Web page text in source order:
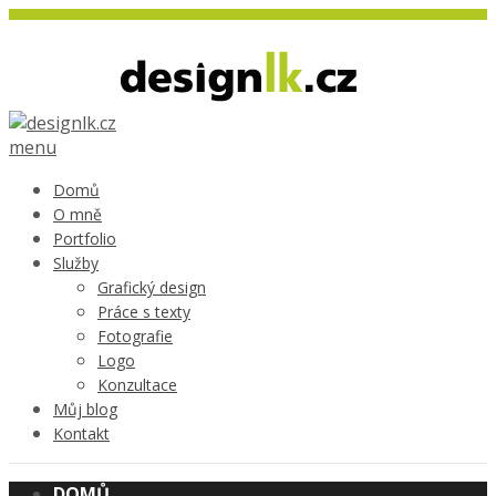
menu
Domů
O mně
Portfolio
Služby
Grafický design
Práce s texty
Fotografie
Logo
Konzultace
Můj blog
Kontakt